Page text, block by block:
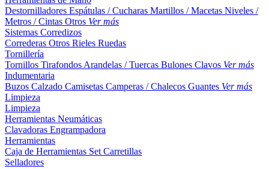
Destornilladores Espátulas / Cucharas Martillos / Macetas Niveles /
Metros / Cintas Otros Ver más
Sistemas Corredizos
Correderas Otros Rieles Ruedas
Tornillería
Tornillos Tirafondos Arandelas / Tuercas Bulones Clavos Ver más
Indumentaria
Buzos Calzado Camisetas Camperas / Chalecos Guantes Ver más
Limpieza
Limpieza
Herramientas Neumáticas
Clavadoras Engrampadora
Herramientas
Caja de Herramientas Set Carretillas
Selladores